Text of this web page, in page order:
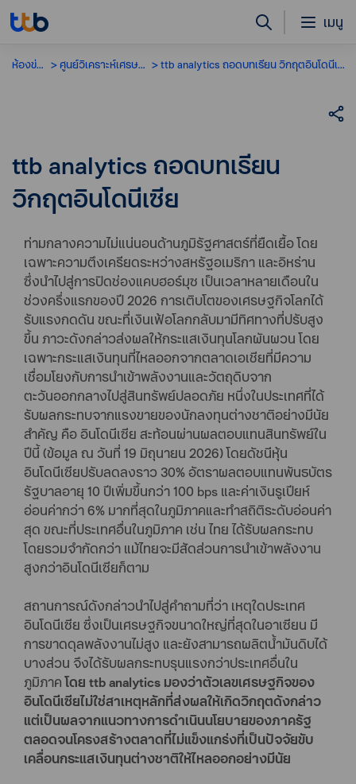
เมนู
ห้องข่าว ศูนย์วิเคราะห์เศรษฐกิจ ttb analytics ถอดบทเรียน วิกฤตอินโดนีเซีย
ttb analytics ถอดบทเรียน
วิกฤตอินโดนีเซีย
ท่ามกลางความไม่แน่นอนด้านภูมิรัฐศาสตร์ที่ยืดเยื้อ โดย
เฉพาะความตึงเครียดระหว่างสหรัฐอเมริกา และอิหร่าน
ซึ่งนำไปสู่การปิดช่องแคบฮอร์มุซ เป็นเวลาหลายเดือนใน
ช่วงครึ่งแรกของปี 2026 การเติบโตของเศรษฐกิจโลกได้
รับแรงกดดัน ขณะที่เงินเฟ้อโลกกลับมามีทิศทางที่ปรับสูง
ขึ้น ภาวะดังกล่าวส่งผลให้กระแสเงินทุนโลกผันผวน โดย
เฉพาะกระแสเงินทุนที่ไหลออกจากตลาดเอเชียที่มีความ
เชื่อมโยงกับการนำเข้าพลังงานและวัตถุดิบจาก
ตะวันออกกลางไปสู่สินทรัพย์ปลอดภัย หนึ่งในประเทศที่ได้
รับผลกระทบจากแรงขายของนักลงทุนต่างชาติอย่างมีนัย
สำคัญ คือ อินโดนีเซีย สะท้อนผ่านผลตอบแทนสินทรัพย์ใน
ปีนี้ (ข้อมูล ณ วันที่ 19 มิถุนายน 2026) โดยดัชนีหุ้น
อินโดนีเซียปรับลดลงราว 30% อัตราผลตอบแทนพันธบัตร
รัฐบาลอายุ 10 ปีเพิ่มขึ้นกว่า 100 bps และค่าเงินรูเปียห์
อ่อนค่ากว่า 6% มากที่สุดในภูมิภาคและทำสถิติระดับอ่อนค่า
สุด ขณะที่ประเทศอื่นในภูมิภาค เช่น ไทย ได้รับผลกระทบ
โดยรวมจำกัดกว่า แม้ไทยจะมีสัดส่วนการนำเข้าพลังงาน
สูงกว่าอินโดนีเซียก็ตาม
สถานการณ์ดังกล่าวนำไปสู่คำถามที่ว่า เหตุใดประเทศ
อินโดนีเซีย ซึ่งเป็นเศรษฐกิจขนาดใหญ่ที่สุดในอาเซียน มี
การขาดดุลพลังงานไม่สูง และยังสามารถผลิตน้ำมันดิบได้
บางส่วน จึงได้รับผลกระทบรุนแรงกว่าประเทศอื่นใน
ภูมิภาคโดย ttb analytics มองว่าตัวเลขเศรษฐกิจของ
อินโดนีเซียไม่ใช่สาเหตุหลักที่ส่งผลให้เกิดวิกฤตดังกล่าว
แต่เป็นผลจากแนวทางการดำเนินนโยบายของภาครัฐ
ตลอดจนโครงสร้างตลาดที่ไม่แข็งแกร่งที่เป็นปัจจัยขับ
เคลื่อนกระแสเงินทุนต่างชาติให้ไหลออกอย่างมีนัย